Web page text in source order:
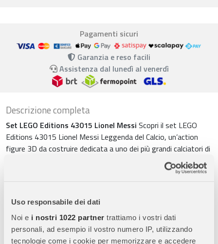
Uso responsabile dei dati
Noi e i nostri 1022 partner trattiamo i vostri dati
personali, ad esempio il vostro numero IP, utilizzando
tecnologie come i cookie per memorizzare e accedere
Pagamenti sicuri
Garanzia e reso facili
Assistenza dal lunedì al venerdì
Descrizione completa
Set LEGO Editions 43015 Lionel Messi Scopri il set LEGO
Editions 43015 Lionel Messi Leggenda del Calcio, un’action
figure 3D da costruire dedicata a uno dei più grandi calciatori di
sempre. Pensato per bambini dai 12 anni e fan adulti, questo
kit combina creatività, sport e collezionismo in un’esperienza
Action figure 3D del campione Messi
Messi con una figura dettagliata e realistica. Il modello
rappresenta il campione con elementi iconici e proporzioni
curate, offrendo un risultato finale perfetto per esposizione e